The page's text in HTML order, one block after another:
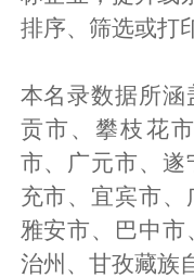
排序、筛选或打
本名录数据所
贡市、攀枝花
市、广元市、
充市、宜宾市
雅安市、巴中
治州、甘孜藏族